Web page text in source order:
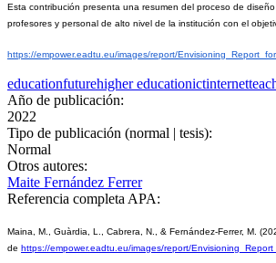
Esta contribución presenta una resumen del proceso de
profesores y personal de alto nivel de la institución con el
https://empower.eadtu.eu/images/report/
educationfuturehigher educationictinternet
Año de publicación:
2022
Tipo de publicación (normal | tesis):
Normal
Otros autores:
Maite Fernández Ferrer
Referencia completa APA:
Maina, M., Guàrdia, L., Cabrera, N., & Fernández-Ferrer, M.
de https://empower.eadtu.eu/images/report/